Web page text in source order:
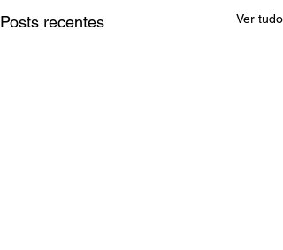
Posts recentes Ver tudo